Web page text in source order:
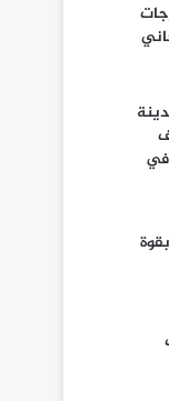
بقوة 5,9 درجات
في